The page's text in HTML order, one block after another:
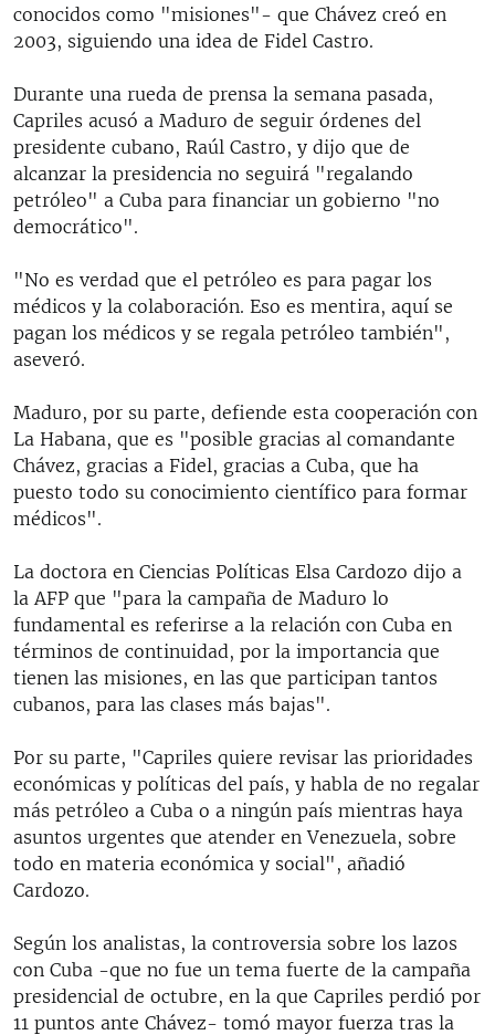
conocidos como "misiones"- que Chávez creó en
2003, siguiendo una idea de Fidel Castro.
Durante una rueda de prensa la semana pasada,
Capriles acusó a Maduro de seguir órdenes del
presidente cubano, Raúl Castro, y dijo que de
alcanzar la presidencia no seguirá "regalando
petróleo" a Cuba para financiar un gobierno "no
democrático".
"No es verdad que el petróleo es para pagar los
médicos y la colaboración. Eso es mentira, aquí se
pagan los médicos y se regala petróleo también",
aseveró.
Maduro, por su parte, defiende esta cooperación con
La Habana, que es "posible gracias al comandante
Chávez, gracias a Fidel, gracias a Cuba, que ha
puesto todo su conocimiento científico para formar
médicos".
La doctora en Ciencias Políticas Elsa Cardozo dijo a
la AFP que "para la campaña de Maduro lo
fundamental es referirse a la relación con Cuba en
términos de continuidad, por la importancia que
tienen las misiones, en las que participan tantos
cubanos, para las clases más bajas".
Por su parte, "Capriles quiere revisar las prioridades
económicas y políticas del país, y habla de no regalar
más petróleo a Cuba o a ningún país mientras haya
asuntos urgentes que atender en Venezuela, sobre
todo en materia económica y social", añadió
Cardozo.
Según los analistas, la controversia sobre los lazos
con Cuba -que no fue un tema fuerte de la campaña
presidencial de octubre, en la que Capriles perdió por
11 puntos ante Chávez- tomó mayor fuerza tras la